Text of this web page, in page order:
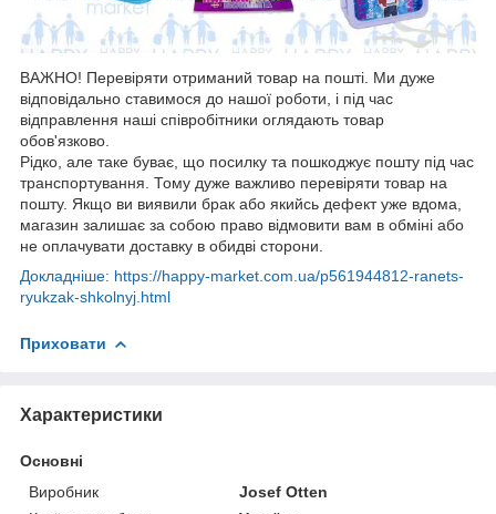
ВАЖНО! Перевіряти отриманий товар на пошті. Ми дуже
відповідально ставимося до нашої роботи, і під час
відправлення наші співробітники оглядають товар
обов'язково.
Рідко, але таке буває, що посилку та пошкоджує пошту під час
транспортування. Тому дуже важливо перевіряти товар на
пошту. Якщо ви виявили брак або якийсь дефект уже вдома,
магазин залишає за собою право відмовити вам в обміні або
не оплачувати доставку в обидві сторони.
Докладніше: https://happy-market.com.ua/p561944812-ranets-
ryukzak-shkolnyj.html
Приховати
Характеристики
Основні
Виробник
Josef Otten